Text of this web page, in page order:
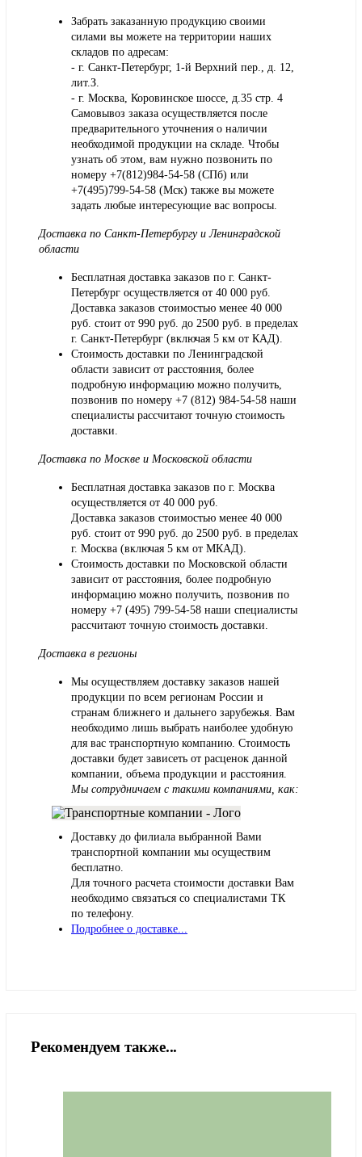
Забрать заказанную продукцию своими
силами вы можете на территории наших
складов по адресам:
- г. Санкт-Петербург, 1-й Верхний пер., д. 12,
лит.З.
- г. Москва, Коровинское шоссе, д.35 стр. 4
Самовывоз заказа осуществляется после
предварительного уточнения о наличии
необходимой продукции на складе. Чтобы
узнать об этом, вам нужно позвонить по
номеру +7(812)984-54-58 (СПб) или
+7(495)799-54-58 (Мск) также вы можете
задать любые интересующие вас вопросы.
Доставка по Санкт-Петербургу и Ленинградской
области
Бесплатная доставка заказов по г. Санкт-
Петербург осуществляется от 40 000 руб.
Доставка заказов стоимостью менее 40 000
руб. стоит от 990 руб. до 2500 руб. в пределах
г. Санкт-Петербург (включая 5 км от КАД).
Стоимость доставки по Ленинградской
области зависит от расстояния, более
подробную информацию можно получить,
позвонив по номеру +7 (812) 984-54-58 наши
специалисты рассчитают точную стоимость
доставки.
Доставка по Москве и Московской области
Бесплатная доставка заказов по г. Москва
осуществляется от 40 000 руб.
Доставка заказов стоимостью менее 40 000
руб. стоит от 990 руб. до 2500 руб. в пределах
г. Москва (включая 5 км от МКАД).
Стоимость доставки по Московской области
зависит от расстояния, более подробную
информацию можно получить, позвонив по
номеру +7 (495) 799-54-58 наши специалисты
рассчитают точную стоимость доставки.
Доставка в регионы
Мы осуществляем доставку заказов нашей
продукции по всем регионам России и
странам ближнего и дальнего зарубежья. Вам
необходимо лишь выбрать наиболее удобную
для вас транспортную компанию. Стоимость
доставки будет зависеть от расценок данной
компании, объема продукции и расстояния.
Мы сотрудничаем с такими компаниями, как:
Доставку до филиала выбранной Вами
транспортной компании мы осуществим
бесплатно.
Для точного расчета стоимости доставки Вам
необходимо связаться со специалистами ТК
по телефону.
Подробнее о доставке...
Рекомендуем также...